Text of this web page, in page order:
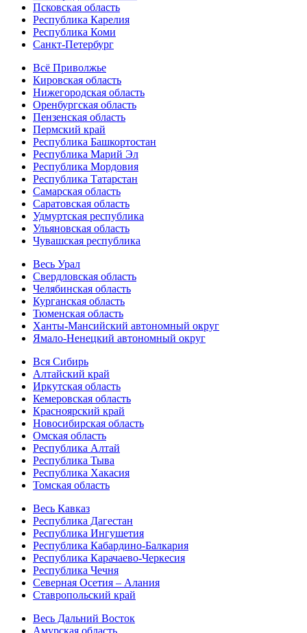
Псковская область
Республика Карелия
Республика Коми
Санкт-Петербург
Всё Приволжье
Кировская область
Нижегородская область
Оренбургская область
Пензенская область
Пермский край
Республика Башкортостан
Республика Марий Эл
Республика Мордовия
Республика Татарстан
Самарская область
Саратовская область
Удмуртская республика
Ульяновская область
Чувашская республика
Весь Урал
Свердловская область
Челябинская область
Курганская область
Тюменская область
Ханты-Мансийский автономный округ
Ямало-Ненецкий автономный округ
Вся Сибирь
Алтайский край
Иркутская область
Кемеровская область
Красноярский край
Новосибирская область
Омская область
Республика Алтай
Республика Тыва
Республика Хакасия
Томская область
Весь Кавказ
Республика Дагестан
Республика Ингушетия
Республика Кабардино-Балкария
Республика Карачаево-Черкесия
Республика Чечня
Северная Осетия – Алания
Ставропольский край
Весь Дальний Восток
Амурская область